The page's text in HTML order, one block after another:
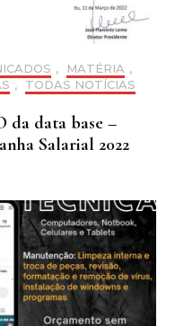
, MATÉRIA ,
, TODAS NOTÍCIAS
da data base –
Salarial 2022